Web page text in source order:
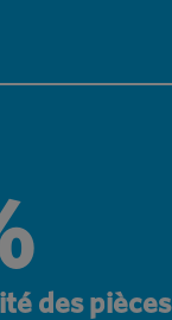
des pièces